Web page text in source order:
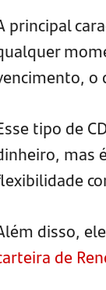
principal
o
tipo de
mas
disso,
de